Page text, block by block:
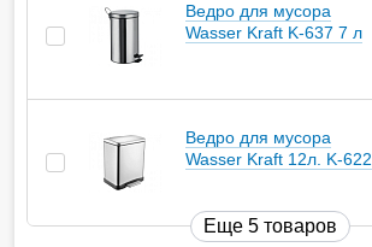
Ведро для мусора
Wasser Kraft K-637 7 л
Ведро для мусора
Wasser Kraft 12л. K-622
Еще 5 товаров